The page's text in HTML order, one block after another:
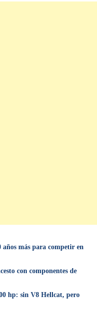
más para competir en
con componentes de
hp: sin V8 Hellcat, pero